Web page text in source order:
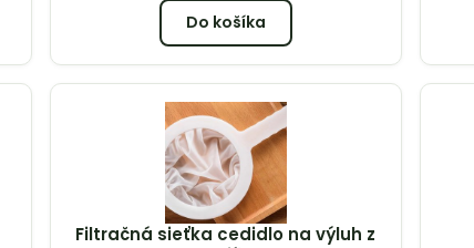
Do košíka
Filtračná sieťka cedidlo na výluh z